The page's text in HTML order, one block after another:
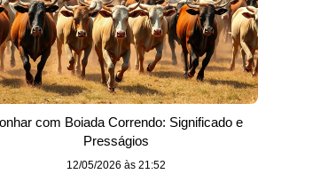
com Boiada Correndo: Significado e
Presságios
12/05/2026 às 21:52